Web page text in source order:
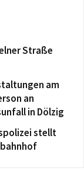
Straße
am
an
in Dölzig
stellt